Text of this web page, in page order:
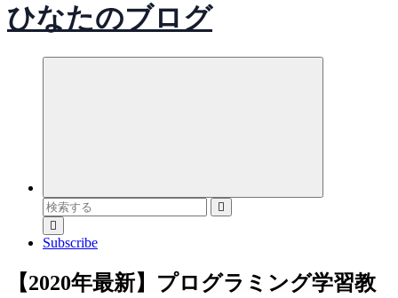
ひなたのブログ
検
索
対
Subscribe
【2020年最新】プログラミング学習教